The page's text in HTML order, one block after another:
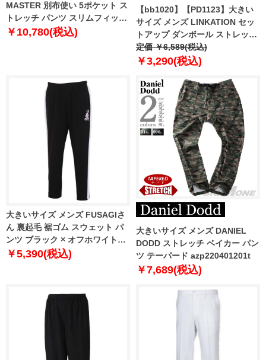
MASTER 別布使い 5ポケット ス
トレッチ パンツ スリムフィット
dm-p220401s
￥10,780(税込)
【bb1020】【PD1123】大きい
サイズ メンズ LINKATION セッ
トアップ ダンボール ストレッチ
パンツ アスレジャー スポーツウ
ェア la-swp220401
定価 ￥6,589(税込)
￥3,290(税込)
大きいサイズ メンズ FUSAGIさ
ん 裏起毛 裾ゴム スウェット パ
ンツ ブラック × オフホワイト
1264-2340-2 3L 4L 5L 6L 8L
￥5,390(税込)
大きいサイズ メンズ DANIEL
DODD ストレッチ ベイカー パン
ツ テーパード azp220401201t
￥7,689(税込)